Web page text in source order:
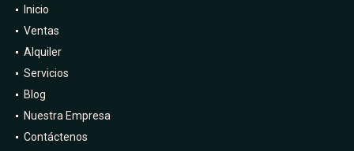
Inicio
Ventas
Alquiler
Servicios
Blog
Nuestra Empresa
Contáctenos